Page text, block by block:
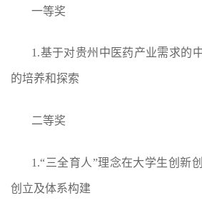
一等奖
1.基于对贵州中医药产业需求的
的培养和探索
二等奖
1.“三全育人”理念在大学生创新
创立及体系构建